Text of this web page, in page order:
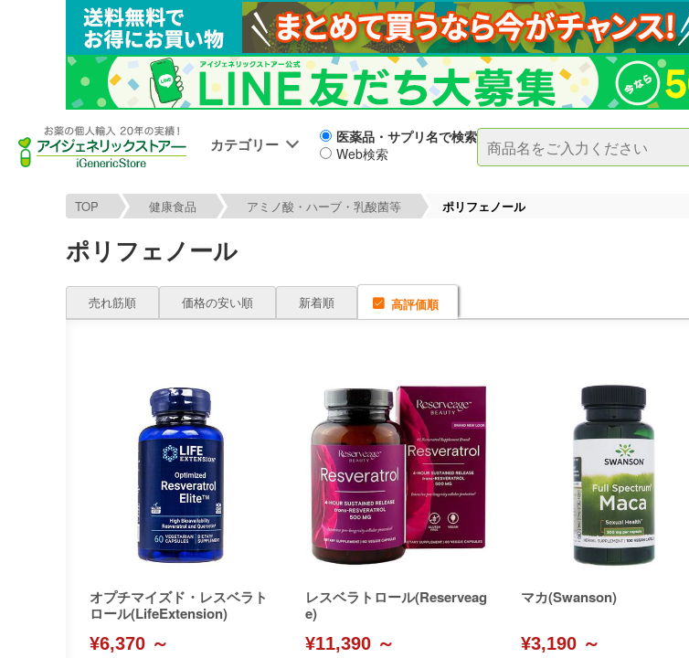
カテゴリー
医薬品・サプリ名で検索
Web検索
TOP 健康食品 アミノ酸・ハーブ・乳酸菌等 ポリフェノール
ポリフェノール
売れ筋順 価格の安い順 新着順 高評価順
オプチマイズド・レスベラト
ロール(LifeExtension)
¥6,370 ～
レスベラトロール(Reserveag
e)
¥11,390 ～
マカ(Swanson)
¥3,190 ～